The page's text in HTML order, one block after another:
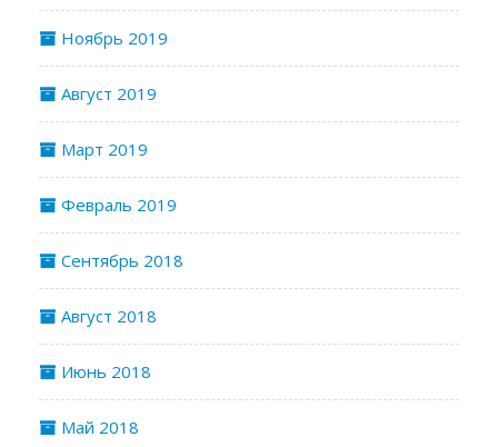
Ноябрь 2019
Август 2019
Март 2019
Февраль 2019
Сентябрь 2018
Август 2018
Июнь 2018
Май 2018